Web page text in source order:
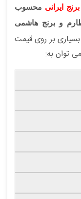
ایرانی محسوب
و برنج هاشمی
بر روی قیمت
توان به: